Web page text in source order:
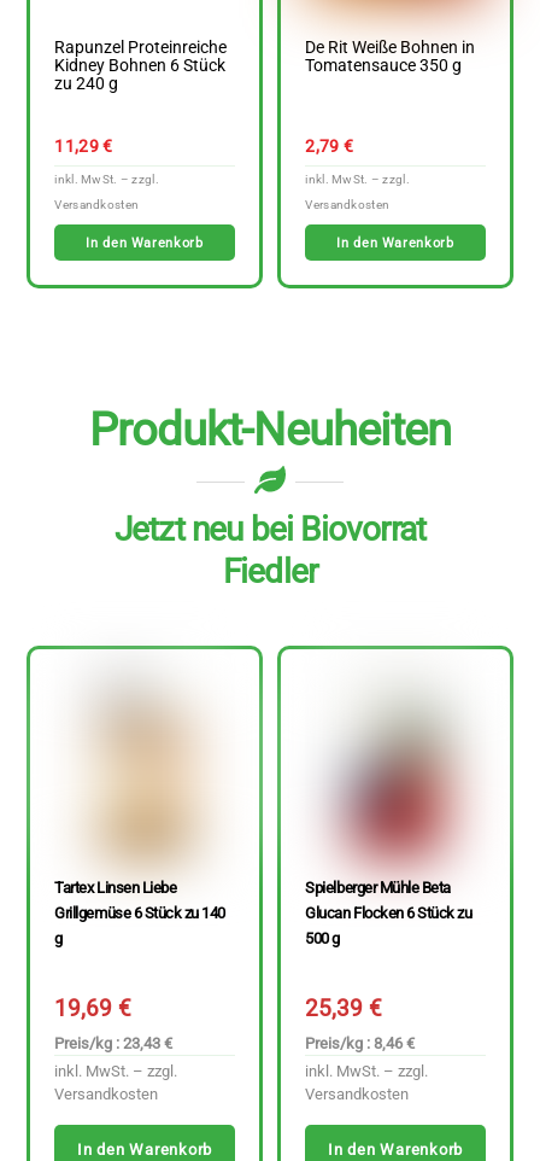
Rapunzel Proteinreiche
Kidney Bohnen 6 Stück
zu 240 g
11,29€
In den Warenkorb
De Rit Weiße Bohnen in
Tomatensauce 350 g
2,79 €
In den Warenkorb
Produkt-Neuheiten
Jetzt neu bei Biovorrat
Fiedler
Tartex Linsen Liebe
Grillgemüse 6 Stück zu 140
g
19,69€
Preis/kg : 23,43 €
inkl. MwSt. – zzgl.
Versandkosten
In den Warenkorb
Spielberger Mühle Beta
Glucan Flocken 6 Stück zu
500 g
25,39€
Preis/kg : 8,46 €
inkl. MwSt. – zzgl.
Versandkosten
In den Warenkorb